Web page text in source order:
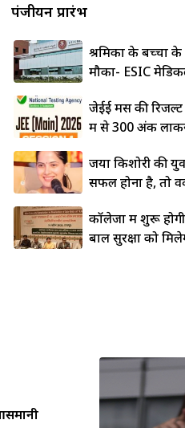
पंजीयन प्रारंभ
श्रमिकों के बच्चों के
मौका- ESIC
जेईई मेंस की
में से 300 अंक
जया किशोरी की
सफल होना है, तो
कॉलेजों में शुरू होगी
बाल सुरक्षा को